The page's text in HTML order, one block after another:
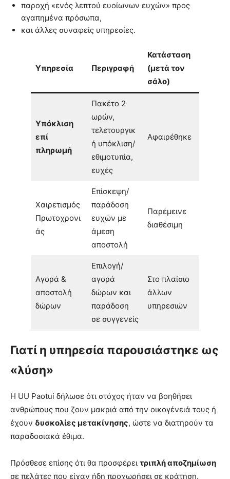
παροχή «ενός λεπτού ευοίωνων ευχών» προς
αγαπημένα πρόσωπα,
και άλλες συναφείς υπηρεσίες.
Υπηρεσία Περιγραφή
Κατάσταση
(μετά τον
σάλο)
Υπόκλιση
επί
πληρωμή
Πακέτο 2
ωρών,
τελετουργικ
ή υπόκλιση/
εθιμοτυπία,
ευχές
Αφαιρέθηκε
Χαιρετισμός
Πρωτοχρονι
άς
Επίσκεψη/
παράδοση
ευχών με
άμεση
αποστολή
Παρέμεινε
διαθέσιμη
Αγορά &
αποστολή
δώρων
Επιλογή/
αγορά
δώρων και
παράδοση
σε συγγενείς
Στο πλαίσιο
άλλων
υπηρεσιών
Γιατί η υπηρεσία παρουσιάστηκε ως
«λύση»
Η UU Paotui δήλωσε ότι στόχος ήταν να βοηθήσει
ανθρώπους που ζουν μακριά από την οικογένειά τους ή
έχουν δυσκολίες μετακίνησης, ώστε να διατηρούν τα
παραδοσιακά έθιμα.
Πρόσθεσε επίσης ότι θα προσφέρει τριπλή αποζημίωση
σε πελάτες που είχαν ήδη προχωρήσει σε κράτηση.